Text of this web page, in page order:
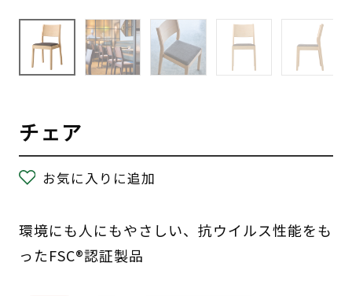
チェア
お気に入りに追加
環境にも人にもやさしい、抗ウイルス性能をも
ったFSC®認証製品